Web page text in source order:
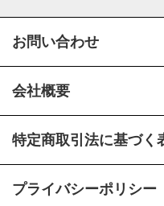
お問い合わせ
会社概要
特定商取引法に基づく
プライバシーポリシー